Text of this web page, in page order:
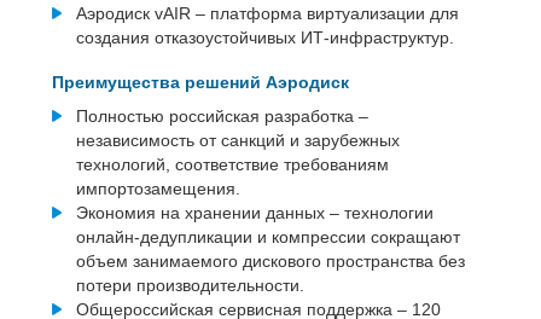
Аэродиск vAIR – платформа виртуализации для
создания отказоустойчивых ИТ-инфраструктур.
Преимущества решений Аэродиск
Полностью российская разработка –
независимость от санкций и зарубежных
технологий, соответствие требованиям
импортозамещения.
Экономия на хранении данных – технологии
онлайн-дедупликации и компрессии сокращают
объем занимаемого дискового пространства без
потери производительности.
Общероссийская сервисная поддержка – 120